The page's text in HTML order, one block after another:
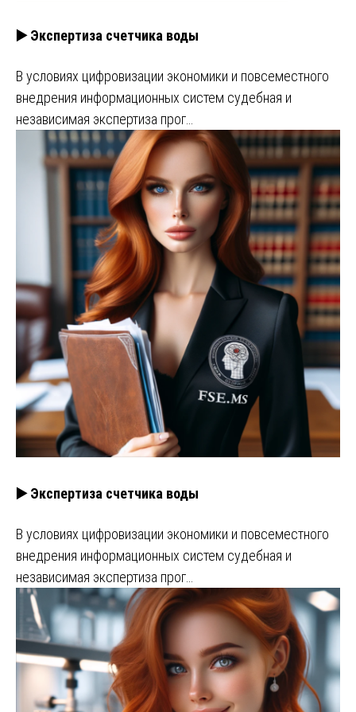
▶️ Экспертиза счетчика воды
В условиях цифровизации экономики и повсеместного
внедрения информационных систем судебная и
независимая экспертиза прог…
▶️ Экспертиза счетчика воды
В условиях цифровизации экономики и повсеместного
внедрения информационных систем судебная и
независимая экспертиза прог…